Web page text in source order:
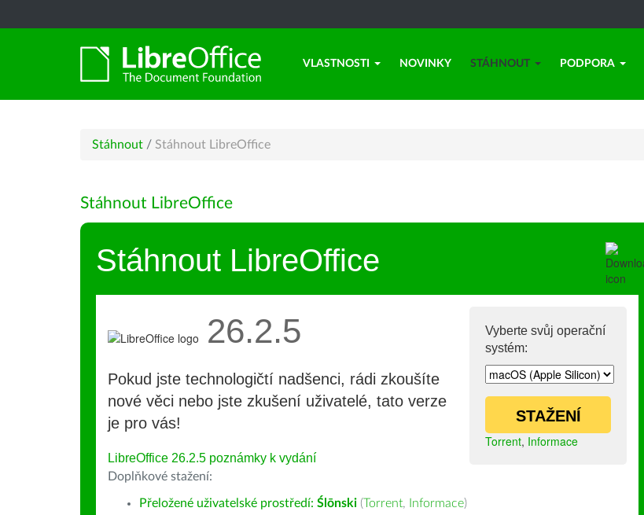
VLASTNOSTI NOVINKY STÁHNOUT PODPORA
Stáhnout / Stáhnout LibreOffice
Stáhnout LibreOffice
Stáhnout LibreOffice
Vyberte svůj operační
systém:
STAŽENÍ
Torrent, Informace
26.2.5
Pokud jste technologičtí nadšenci, rádi zkoušíte
nové věci nebo jste zkušení uživatelé, tato verze
je pro vás!
LibreOffice 26.2.5 poznámky k vydání
Doplňkové stažení:
Přeložené uživatelské prostředí: Ślōnski (Torrent, Informace)